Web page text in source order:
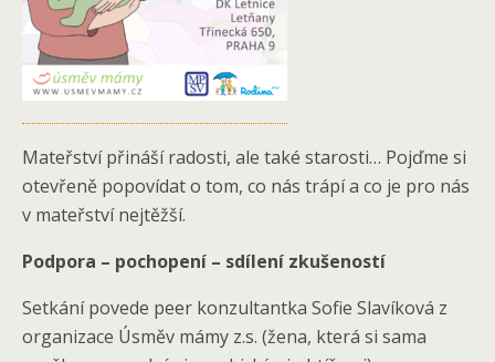
Mateřství přináší radosti, ale také starosti… Pojďme si
otevřeně popovídat o tom, co nás trápí a co je pro nás
v mateřství nejtěžší.
Podpora – pochopení – sdílení zkušeností
Setkání povede peer konzultantka Sofie Slavíková z
organizace Úsměv mámy z.s. (žena, která si sama